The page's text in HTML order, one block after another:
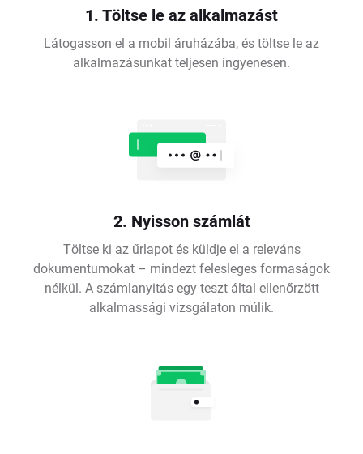
1. Töltse le az alkalmazást
Látogasson el a mobil áruházába, és töltse le az
alkalmazásunkat teljesen ingyenesen.
2. Nyisson számlát
Töltse ki az űrlapot és küldje el a releváns
dokumentumokat – mindezt felesleges formaságok
nélkül. A számlanyitás egy teszt által ellenőrzött
alkalmassági vizsgálaton múlik.